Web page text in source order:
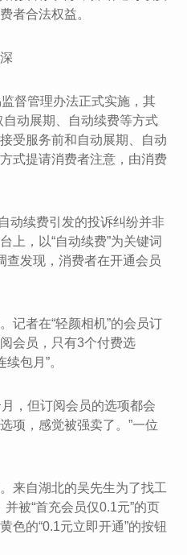
者合法权益。
督管理办法正式实施，其
自动展期、自动续费等方式
受服务前和自动展期、自动
式提请消费者注意，由消费
动续费引发的投诉纠纷并非
上，以“自动续费”为关键词
查发现，消费者在开通会员
者在“轻颜相机”的会员订
会员，只有3个付费选
续包月”。
，但订阅会员的选项都会
项，感觉被强卖了。”一位
来自湖北的吴先生为了找工
被“首充会员仅0.1元”的页
色的“0.1元立即开通”的按钮